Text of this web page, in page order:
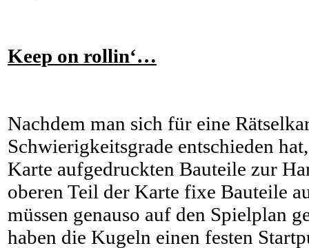
Keep on rollin‘…
Nachdem man sich für eine
Schwierigkeitsgrade entschieden
Karte aufgedruckten Bauteile zur
oberen Teil der Karte fixe Bauteile
müssen genauso auf den Spielplan
haben die Kugeln einen festen